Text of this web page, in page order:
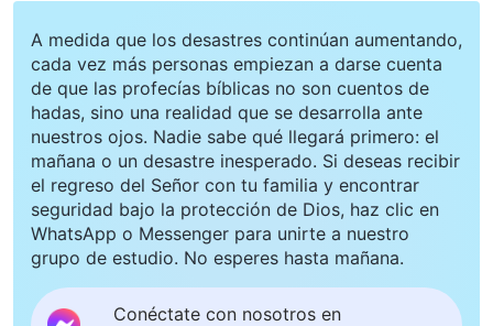
A medida que los desastres continúan aumentando,
cada vez más personas empiezan a darse cuenta
de que las profecías bíblicas no son cuentos de
hadas, sino una realidad que se desarrolla ante
nuestros ojos. Nadie sabe qué llegará primero: el
mañana o un desastre inesperado. Si deseas recibir
el regreso del Señor con tu familia y encontrar
seguridad bajo la protección de Dios, haz clic en
WhatsApp o Messenger para unirte a nuestro
grupo de estudio. No esperes hasta mañana.
Conéctate con nosotros en